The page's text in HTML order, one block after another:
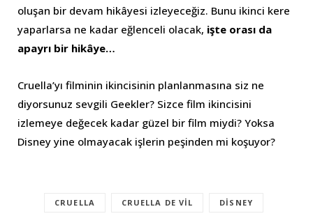
oluşan bir devam hikâyesi izleyeceğiz. Bunu ikinci kere
yaparlarsa ne kadar eğlenceli olacak, işte orası da
apayrı bir hikâye…
Cruella’yı filminin ikincisinin planlanmasına siz ne
diyorsunuz sevgili Geekler? Sizce film ikincisini
izlemeye değecek kadar güzel bir film miydi? Yoksa
Disney yine olmayacak işlerin peşinden mi koşuyor?
CRUELLA CRUELLA DE VIL DISNEY